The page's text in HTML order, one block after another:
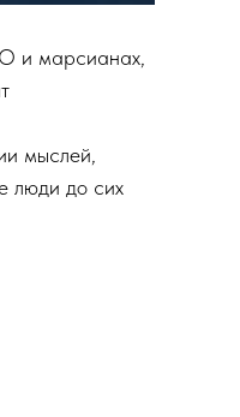
и марсианах,
мыслей,
люди до сих